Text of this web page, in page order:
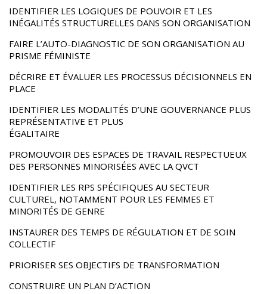
IDENTIFIER LES LOGIQUES DE POUVOIR ET LES
INÉGALITÉS STRUCTURELLES DANS SON ORGANISATION
FAIRE L’AUTO-DIAGNOSTIC DE SON ORGANISATION AU
PRISME FÉMINISTE
DÉCRIRE ET ÉVALUER LES PROCESSUS DÉCISIONNELS EN
PLACE
IDENTIFIER LES MODALITÉS D’UNE GOUVERNANCE PLUS
REPRÉSENTATIVE ET PLUS
ÉGALITAIRE
PROMOUVOIR DES ESPACES DE TRAVAIL RESPECTUEUX
DES PERSONNES MINORISÉES AVEC LA QVCT
IDENTIFIER LES RPS SPÉCIFIQUES AU SECTEUR
CULTUREL, NOTAMMENT POUR LES FEMMES ET
MINORITÉS DE GENRE
INSTAURER DES TEMPS DE RÉGULATION ET DE SOIN
COLLECTIF
PRIORISER SES OBJECTIFS DE TRANSFORMATION
CONSTRUIRE UN PLAN D’ACTION